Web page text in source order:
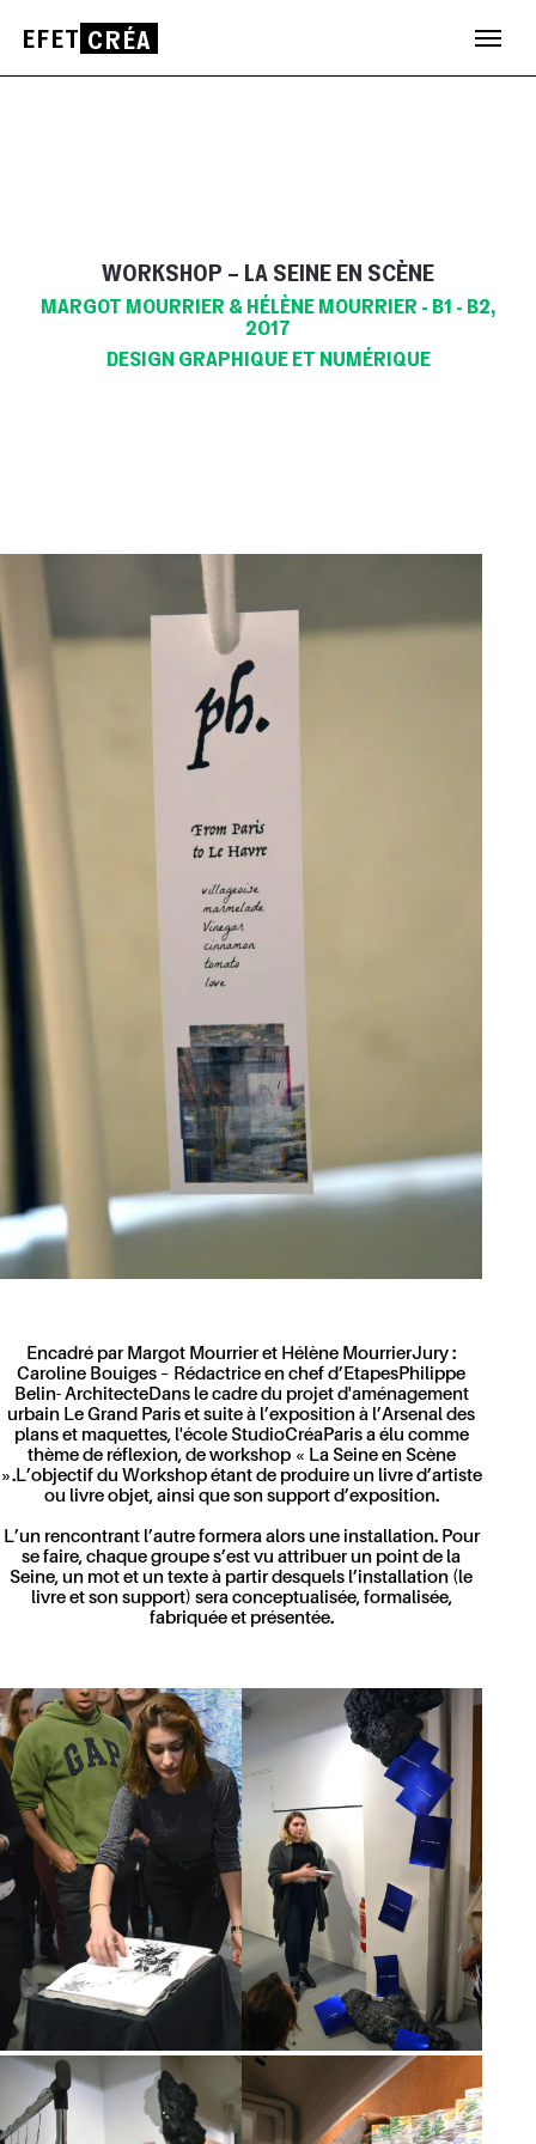
WORKSHOP – LA SEINE EN SCÈNE
MARGOT MOURRIER & HÉLÈNE MOURRIER - B1 - B2,
2017
DESIGN GRAPHIQUE ET NUMÉRIQUE
Encadré par Margot Mourrier et Hélène MourrierJury :
Caroline Bouiges – Rédactrice en chef d’EtapesPhilippe
Belin- ArchitecteDans le cadre du projet d'aménagement
urbain Le Grand Paris et suite à l’exposition à l’Arsenal des
plans et maquettes, l'école StudioCréaParis a élu comme
thème de réflexion, de workshop « La Seine en Scène
».L’objectif du Workshop étant de produire un livre d’artiste
ou livre objet, ainsi que son support d’exposition.
L’un rencontrant l’autre formera alors une installation. Pour
se faire, chaque groupe s’est vu attribuer un point de la
Seine, un mot et un texte à partir desquels l’installation (le
livre et son support) sera conceptualisée, formalisée,
fabriquée et présentée.
EFET CRÉA